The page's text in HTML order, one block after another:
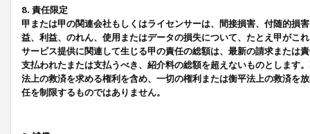
8. 責任限定
甲または甲の関連会社もしくはライセンサーは、間接損害、付随的損
益、利益、のれん、使用またはデータの損失について、たとえ甲がこ
サービス提供に関連して生じる甲の責任の総額は、最新の請求または
支払われたまたは支払うべき、紹介料の総額を超えないものとします
法上の救済を求める権利を含め、一切の権利または衡平法上の救済を
任を制限するものではありません。